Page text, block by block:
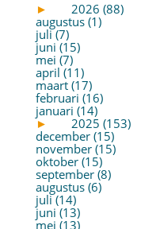
►
2026 (88)
augustus (1)
juli (7)
juni (15)
mei (7)
april (11)
maart (17)
februari (16)
januari (14)
►
2025 (153)
december (15)
november (15)
oktober (15)
september (8)
augustus (6)
juli (14)
juni (13)
mei (13)